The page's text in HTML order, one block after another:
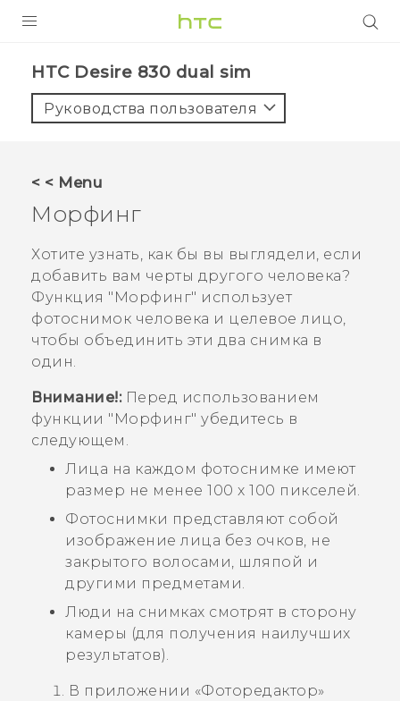
5G
ПОДДЕРЖКА
HTC Desire 830 dual sim‎
Руководства пользователя
< < Menu
Морфинг
Хотите узнать, как бы вы выглядели, если
добавить вам черты другого человека?
Функция "‍ Морфинг"‍ использует
фотоснимок человека и целевое лицо,
чтобы объединить эти два снимка в
один.
Внимание!:Перед использованием
функции "‍ Морфинг"‍ убедитесь в
следующем.
Лица на каждом фотоснимке имеют
размер не менее 100 x 100 пикселей.
Фотоснимки представляют собой
изображение лица без очков, не
закрытого волосами, шляпой и
другими предметами.
Люди на снимках смотрят в сторону
камеры (для получения наилучших
результатов).
В приложении «Фоторедактор»